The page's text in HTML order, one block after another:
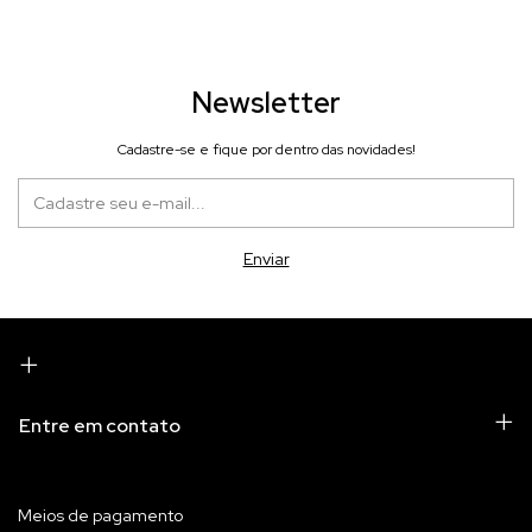
Newsletter
Cadastre-se e fique por dentro das novidades!
Entre em contato
Meios de pagamento